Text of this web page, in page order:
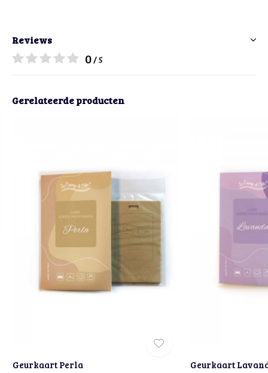
Reviews
0 / 5
Gerelateerde producten
Geurkaart Perla
Geurkaart